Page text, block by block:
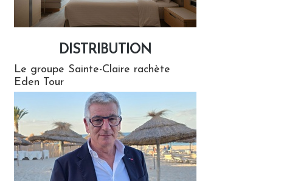
DISTRIBUTION
Le groupe Sainte-Claire rachète
Eden Tour